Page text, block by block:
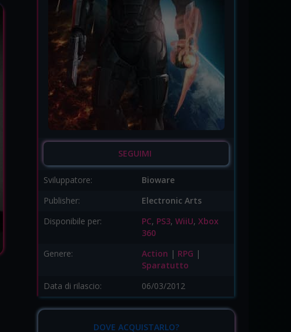
SEGUIMI
Sviluppatore:
Bioware
Publisher:
Electronic Arts
Disponibile per:
PC, PS3, WiiU, Xbox
360
Genere:
Action | RPG |
Sparatutto
Data di rilascio:
06/03/2012
DOVE ACQUISTARLO?